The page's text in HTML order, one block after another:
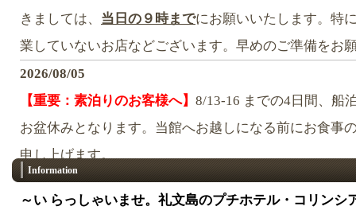
きましては、 当日の９時までにお願いいたします。特
業していないお店などございます。早めのご準備をお
2026/08/05
【重要：素泊りのお客様へ】 8/13-16 までの4日間、船
お盆休みとなります。当館へお越しになる前にお食事
申し上げます。
2026/07/01
【8月空室状況】いつもたくさんのご予約をありがと
Information
～い らっしゃいませ。礼文島のプチホテル・コリンシ